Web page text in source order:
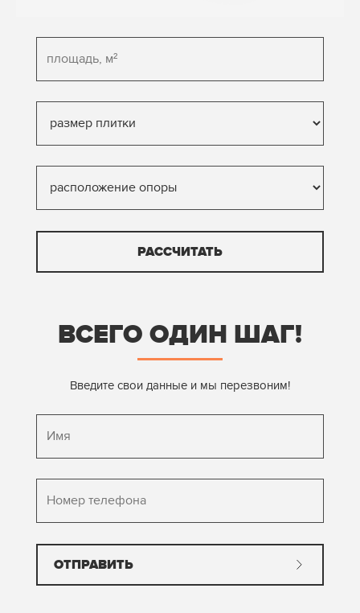
РАССЧИТАТЬ
ВСЕГО ОДИН ШАГ!
Введите свои данные и мы перезвоним!
ОТПРАВИТЬ